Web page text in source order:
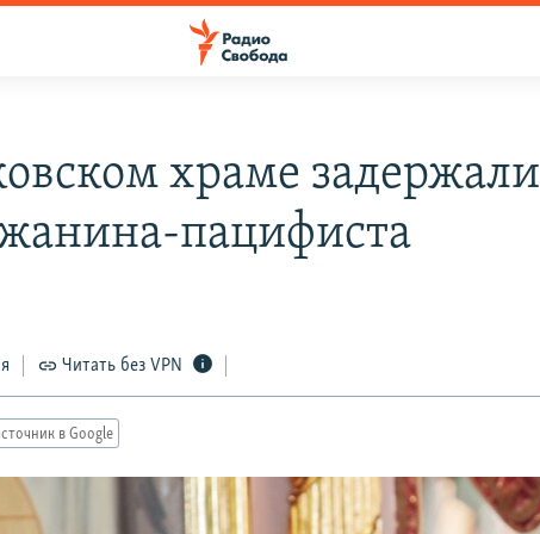
храме задержали
пацифиста
Читать без VPN
в Google